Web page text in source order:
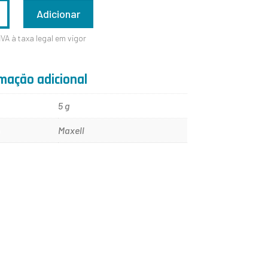
Adicionar
à taxa legal em vigor
adicional
5 g
Maxell